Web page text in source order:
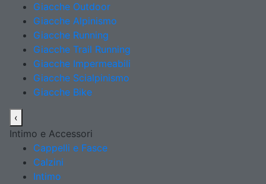
Giacche Outdoor
Giacche Alpinismo
Giacche Running
Giacche Trail Running
Giacche Impermeabili
Giacche Scialpinismo
Giacche Bike
‹
Intimo e Accessori
Cappelli e Fasce
Calzini
Intimo